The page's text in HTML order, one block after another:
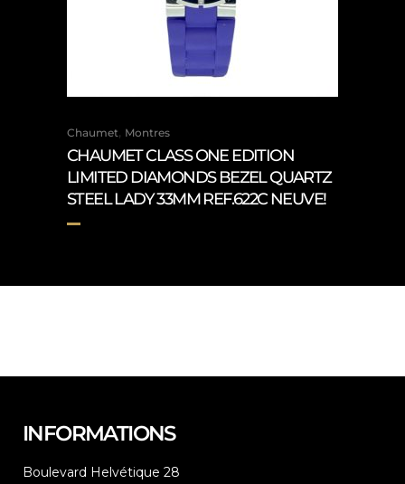
Chaumet, Montres
CHAUMET CLASS ONE EDITION
LIMITED DIAMONDS BEZEL QUARTZ
STEEL LADY 33MM REF.622C NEUVE!
INFORMATIONS
Boulevard Helvétique 28